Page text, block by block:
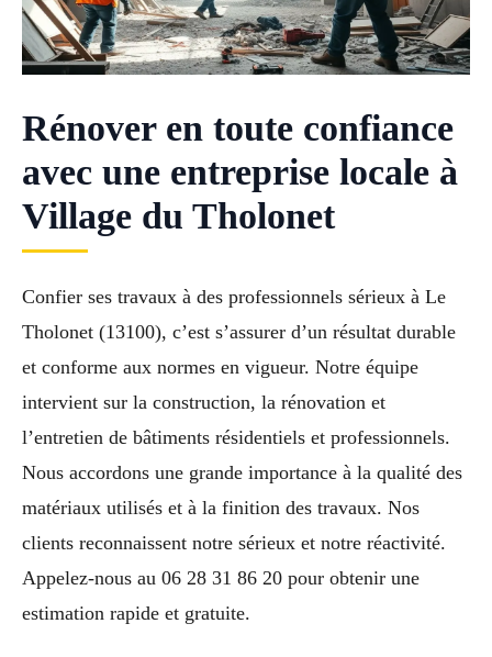
Rénover en toute confiance
avec une entreprise locale à
Village du Tholonet
Confier ses travaux à des professionnels sérieux à Le
Tholonet (13100), c’est s’assurer d’un résultat durable
et conforme aux normes en vigueur. Notre équipe
intervient sur la construction, la rénovation et
l’entretien de bâtiments résidentiels et professionnels.
Nous accordons une grande importance à la qualité des
matériaux utilisés et à la finition des travaux. Nos
clients reconnaissent notre sérieux et notre réactivité.
Appelez-nous au 06 28 31 86 20 pour obtenir une
estimation rapide et gratuite.